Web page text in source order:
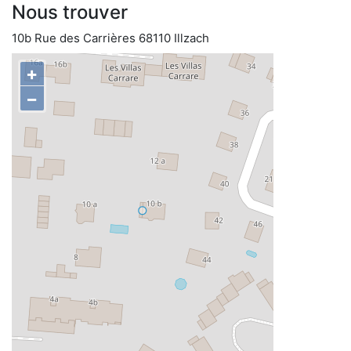
Nous trouver
10b Rue des Carrières 68110 Illzach
+
−